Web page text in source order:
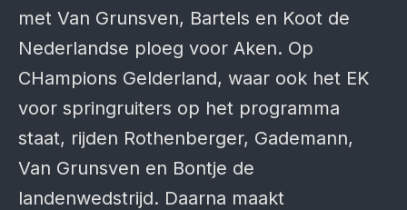
met Van Grunsven, Bartels en Koot de
Nederlandse ploeg voor Aken. Op
CHampions Gelderland, waar ook het EK
voor springruiters op het programma
staat, rijden Rothenberger, Gademann,
Van Grunsven en Bontje de
landenwedstrijd. Daarna maakt